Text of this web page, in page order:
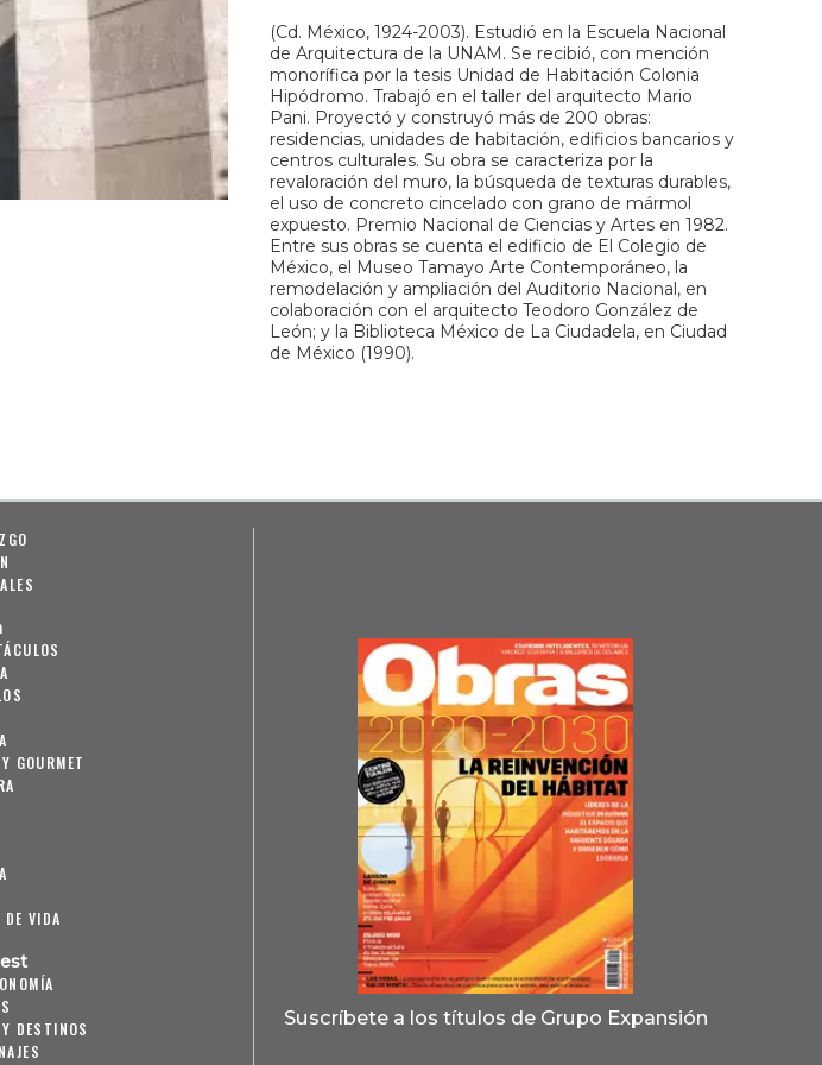
(Cd. México, 1924-2003). Estudió en la Escuela Nacional
de Arquitectura de la UNAM. Se recibió, con mención
monorífica por la tesis Unidad de Habitación Colonia
Hipódromo. Trabajó en el taller del arquitecto Mario
Pani. Proyectó y construyó más de 200 obras:
residencias, unidades de habitación, edificios bancarios y
centros culturales. Su obra se caracteriza por la
revaloración del muro, la búsqueda de texturas durables,
el uso de concreto cincelado con grano de mármol
expuesto. Premio Nacional de Ciencias y Artes en 1982.
Entre sus obras se cuenta el edificio de El Colegio de
México, el Museo Tamayo Arte Contemporáneo, la
remodelación y ampliación del Auditorio Nacional, en
colaboración con el arquitecto Teodoro González de
León; y la Biblioteca México de La Ciudadela, en Ciudad
de México (1990).
GOURMET
DE VIDA
DESTINOS
Suscríbete a los títulos de Grupo Expansión